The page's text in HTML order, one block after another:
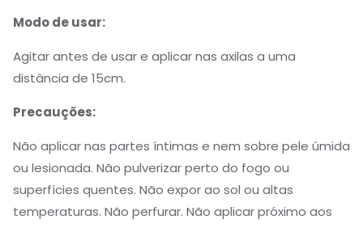
Modo de usar:
Agitar antes de usar e aplicar nas axilas a uma
distância de 15cm.
Precauções:
Não aplicar nas partes íntimas e nem sobre pele úmida
ou lesionada. Não pulverizar perto do fogo ou
superfícies quentes. Não expor ao sol ou altas
temperaturas. Não perfurar. Não aplicar próximo aos